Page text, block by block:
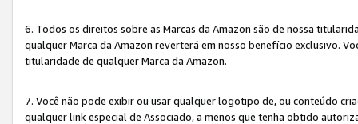
6. Todos os direitos sobre as Marcas da Amazon são de nossa
qualquer Marca da Amazon reverterá em nosso benefício exclusivo.
titularidade de qualquer Marca da Amazon.
7. Você não pode exibir ou usar qualquer logotipo de, ou conteúdo
qualquer link especial de Associado, a menos que tenha obtido